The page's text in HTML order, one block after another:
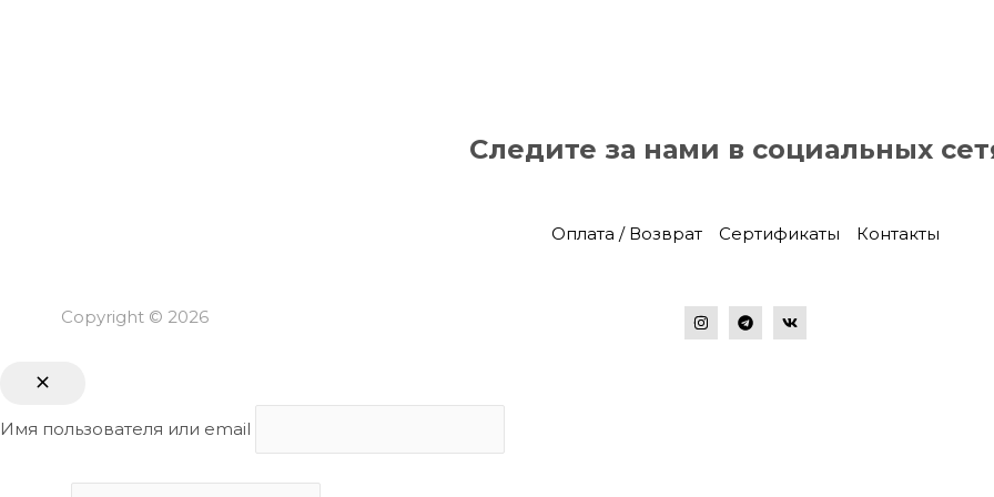
Следите за нами в социальных
Оплата / Возврат Сертификаты Контакты
Copyright © 2026
Имя пользователя или email